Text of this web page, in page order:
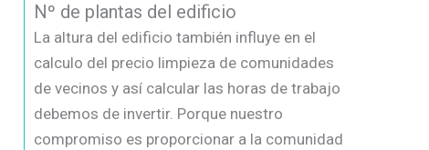
Nº de plantas del edificio
La altura del edificio también influye en el
calculo del precio limpieza de comunidades
de vecinos y así calcular las horas de trabajo
debemos de invertir. Porque nuestro
compromiso es proporcionar a la comunidad